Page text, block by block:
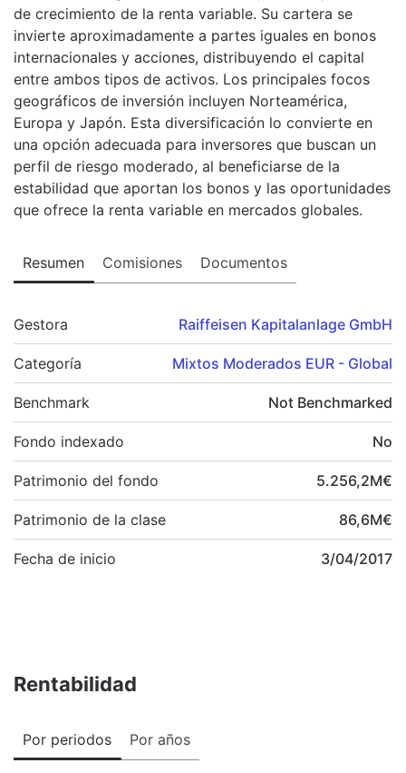
de crecimiento de la renta variable. Su cartera se
invierte aproximadamente a partes iguales en bonos
internacionales y acciones, distribuyendo el capital
entre ambos tipos de activos. Los principales focos
geográficos de inversión incluyen Norteamérica,
Europa y Japón. Esta diversificación lo convierte en
una opción adecuada para inversores que buscan un
perfil de riesgo moderado, al beneficiarse de la
estabilidad que aportan los bonos y las oportunidades
que ofrece la renta variable en mercados globales.
Resumen Comisiones Documentos
Gestora Raiffeisen Kapitalanlage GmbH
Categoría Mixtos Moderados EUR - Global
Benchmark Not Benchmarked
Fondo indexado No
Patrimonio del fondo 5.256,2M€
Patrimonio de la clase 86,6M€
Fecha de inicio 3/04/2017
Rentabilidad
Por periodos Por años